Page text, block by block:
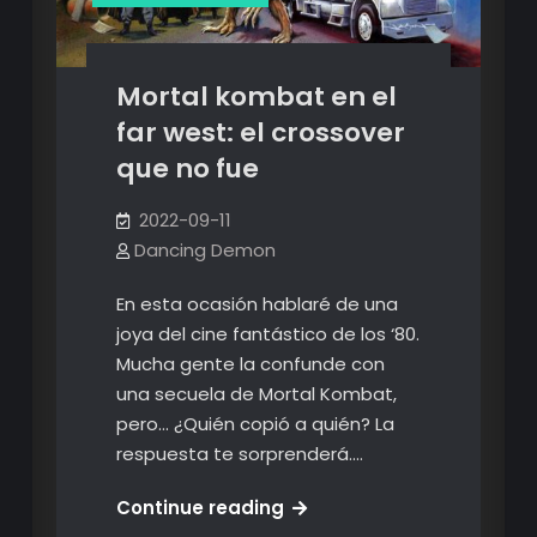
Mortal kombat en el
far west: el crossover
que no fue
2022-09-11
Dancing Demon
En esta ocasión hablaré de una
joya del cine fantástico de los ‘80.
Mucha gente la confunde con
una secuela de Mortal Kombat,
pero… ¿Quién copió a quién? La
respuesta te sorprenderá.…
Continue readingMortal